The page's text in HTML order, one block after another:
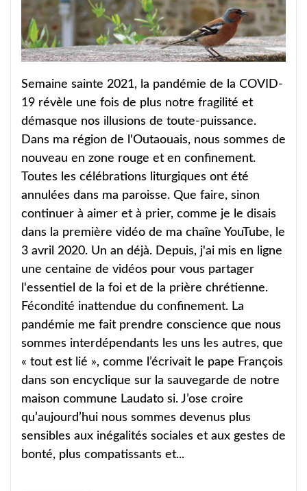
Semaine sainte 2021, la pandémie de la COVID-
19 révèle une fois de plus notre fragilité et
démasque nos illusions de toute-puissance.
Dans ma région de l'Outaouais, nous sommes de
nouveau en zone rouge et en confinement.
Toutes les célébrations liturgiques ont été
annulées dans ma paroisse. Que faire, sinon
continuer à aimer et à prier, comme je le disais
dans la première vidéo de ma chaîne YouTube, le
3 avril 2020. Un an déjà. Depuis, j'ai mis en ligne
une centaine de vidéos pour vous partager
l'essentiel de la foi et de la prière chrétienne.
Fécondité inattendue du confinement. La
pandémie me fait prendre conscience que nous
sommes interdépendants les uns les autres, que
« tout est lié », comme l’écrivait le pape François
dans son encyclique sur la sauvegarde de notre
maison commune Laudato si. J’ose croire
qu’aujourd’hui nous sommes devenus plus
sensibles aux inégalités sociales et aux gestes de
bonté, plus compatissants et...